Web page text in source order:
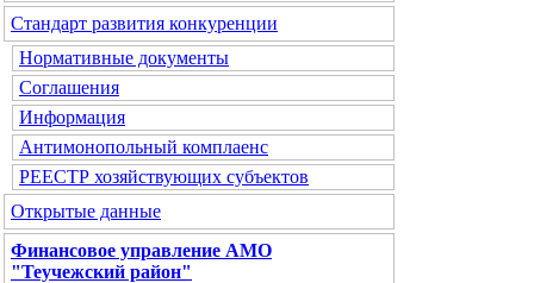
Стандарт развития конкуренции
Нормативные документы
Соглашения
Информация
Антимонопольный комплаенс
РЕЕСТР хозяйствующих субъектов
Открытые данные
Финансовое управление АМО
"Теучежский район"